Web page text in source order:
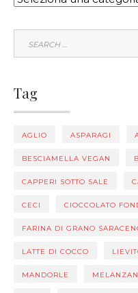
Tag
AGLIO ASPARAGI
BESCIAMELLA VEGAN
CAPPERI SOTTO SALE
CECI CIOCCOLATO
FARINA DI GRANO
LATTE DI COCCO
MANDORLE